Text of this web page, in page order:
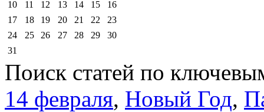
10
11 12 13 14 15
16
17
18 19 20 21 22
23
24
25 26 27 28 29
30
31
Поиск статей по
14 февраля, Новый Год,